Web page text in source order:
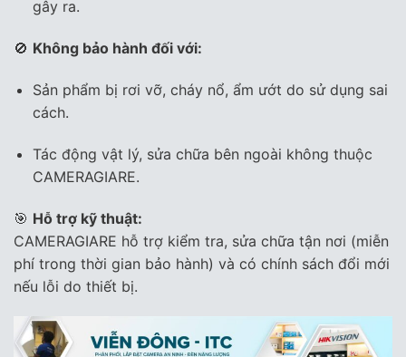
gây ra.
🚫 Không bảo hành đối với:
Sản phẩm bị rơi vỡ, cháy nổ, ẩm ướt do sử dụng sai
cách.
Tác động vật lý, sửa chữa bên ngoài không thuộc
CAMERAGIARE.
🎯 Hỗ trợ kỹ thuật:
CAMERAGIARE hỗ trợ kiểm tra, sửa chữa tận nơi (miễn
phí trong thời gian bảo hành) và có chính sách đổi mới
nếu lỗi do thiết bị.